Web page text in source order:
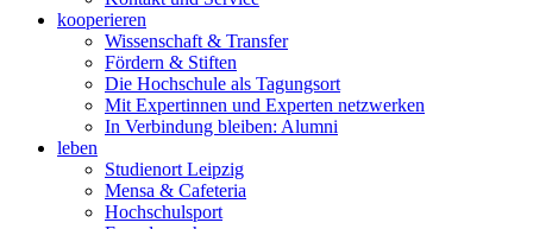
kooperieren
Wissenschaft & Transfer
Fördern & Stiften
Die Hochschule als Tagungsort
Mit Expertinnen und Experten netzwerken
In Verbindung bleiben: Alumni
leben
Studienort Leipzig
Mensa & Cafeteria
Hochschulsport